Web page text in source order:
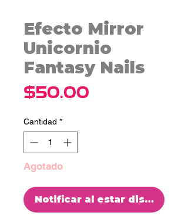
Efecto Mirror
Unicornio
Fantasy Nails
$50.00
Cantidad *
Agotado
Notificar al estar disponible